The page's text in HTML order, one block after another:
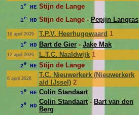
1e HE Stijn de Lange
1e HD Stijn de Lange - Pepijn Langras
19 april 2026 T.P.V. Heerhugowaard 1
1e HD Bart de Gier - Jake Mak
12 april 2026 L.T.C. Naaldwijk 1
2e HE Stijn de Lange
6 april 2026
T.C. Nieuwerkerk (Nieuwerkerk
a/d IJssel) 2
1e HE Colin Standaart
2e HD
Colin Standaart- Bart van den
Berg